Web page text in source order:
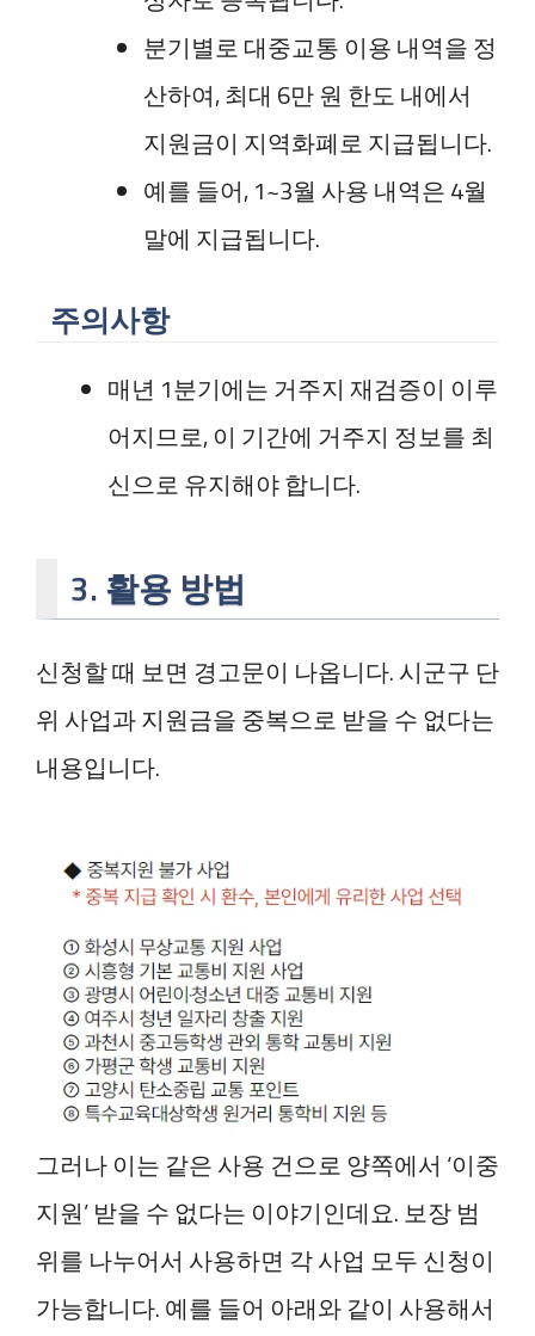
분기별로 대중교통 이용 내역을 정
산하여, 최대 6만 원 한도 내에서
지원금이 지역화폐로 지급됩니다.
예를 들어, 1~3월 사용 내역은 4월
말에 지급됩니다.
주의사항
매년 1분기에는 거주지 재검증이 이루
어지므로, 이 기간에 거주지 정보를 최
신으로 유지해야 합니다.
3. 활용 방법
신청할 때 보면 경고문이 나옵니다. 시군구 단
위 사업과 지원금을 중복으로 받을 수 없다는
내용입니다.
그러나 이는 같은 사용 건으로 양쪽에서 ‘이중
지원’ 받을 수 없다는 이야기인데요. 보장 범
위를 나누어서 사용하면 각 사업 모두 신청이
가능합니다. 예를 들어 아래와 같이 사용해서